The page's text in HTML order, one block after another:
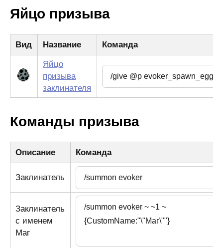
Яйцо призыва
Вид Название Команда
Яйцо
призыва
заклинателя
Команды призыва
Описание Команда
Заклинатель
Заклинатель
с именем
Маг